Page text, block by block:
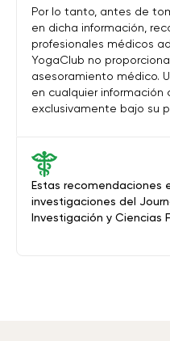
Estas recomendaciones
investigaciones del
Investigación y Ciencias
Por lo tanto, antes de
en dicha información,
profesionales médicos
YogaClub no
asesoramiento médico.
en cualquier
exclusivamente bajo su